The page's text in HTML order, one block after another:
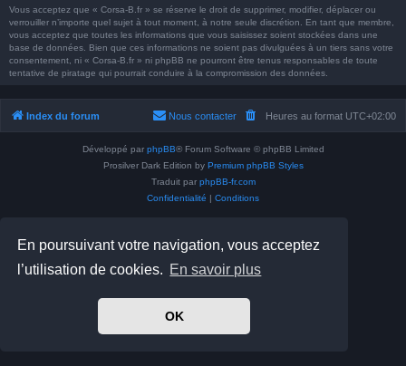
En poursuivant votre navigation, vous acceptez
l’utilisation de cookies. En savoir plus
OK
Vous acceptez que « Corsa-B.fr » se réserve le droit de supprimer, modifier, déplacer ou
verrouiller n’importe quel sujet à tout moment, à notre seule discrétion. En tant que membre,
vous acceptez que toutes les informations que vous saisissez soient stockées dans une
base de données. Bien que ces informations ne soient pas divulguées à un tiers sans votre
consentement, ni « Corsa-B.fr » ni phpBB ne pourront être tenus responsables de toute
tentative de piratage qui pourrait conduire à la compromission des données.
Index du forum Heures au format UTC+02:00
Nous contacter
Développé par phpBB® Forum Software © phpBB Limited
Prosilver Dark Edition by Premium phpBB Styles
Traduit par phpBB-fr.com
Confidentialité | Conditions